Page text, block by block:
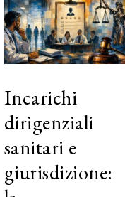
Incarichi
dirigenziali
sanitari e
giurisdizione: